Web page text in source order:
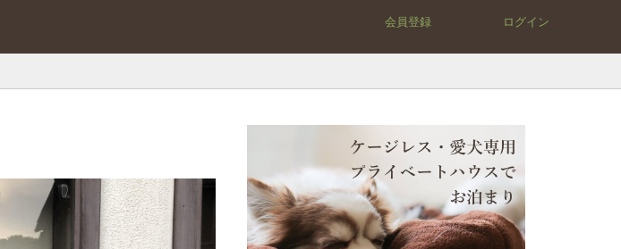
会員登録 ログイン